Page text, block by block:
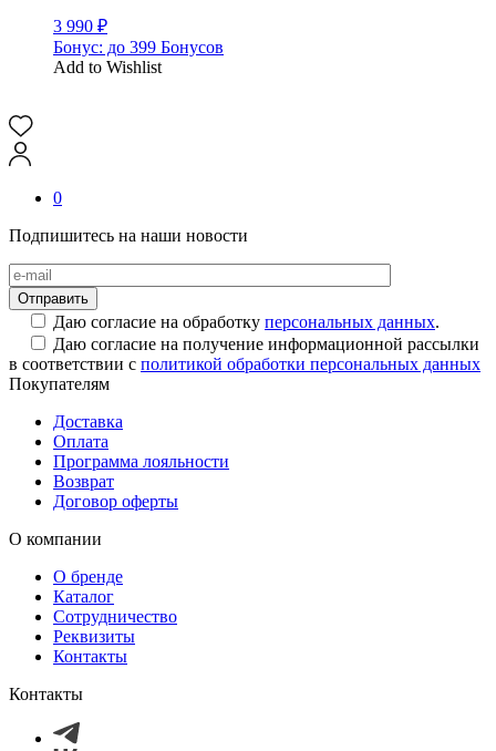
3 990 ₽
Бонус: до 399 Бонусов
Add to Wishlist
0
Подпишитесь на наши новости
Даю согласие на обработку персональных данных.
Даю согласие на получение информационной рассылки
в соответствии с политикой обработки персональных данных
Покупателям
Доставка
Оплата
Программа лояльности
Возврат
Договор оферты
О компании
О бренде
Каталог
Сотрудничество
Реквизиты
Контакты
Контакты